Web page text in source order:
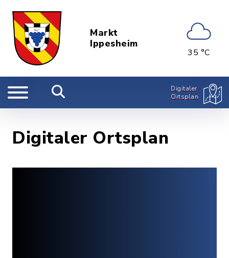
Markt
Ippesheim
35 °C
Digitaler
Ortsplan
Digitaler Ortsplan